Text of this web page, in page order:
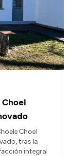
Choel
Choel
tras la
integral